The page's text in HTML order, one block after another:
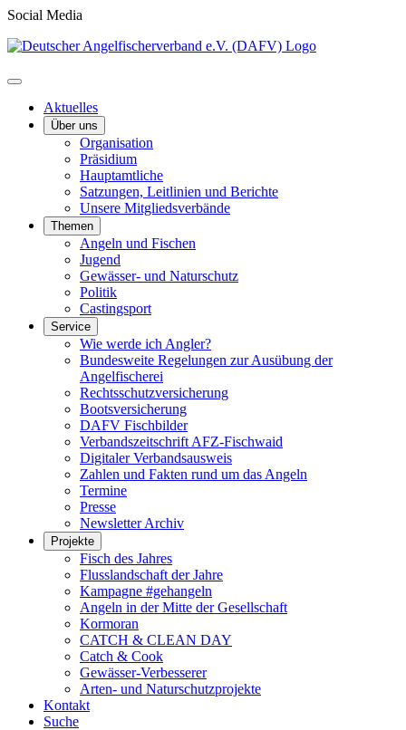
Social Media
Aktuelles
Über uns
Organisation
Präsidium
Hauptamtliche
Satzungen, Leitlinien und Berichte
Unsere Mitgliedsverbände
Themen
Angeln und Fischen
Jugend
Gewässer- und Naturschutz
Politik
Castingsport
Service
Wie werde ich Angler?
Bundesweite Regelungen zur Ausübung der
Angelfischerei
Rechtsschutzversicherung
Bootsversicherung
DAFV Fischbilder
Verbandszeitschrift AFZ-Fischwaid
Digitaler Verbandsausweis
Zahlen und Fakten rund um das Angeln
Termine
Presse
Newsletter Archiv
Projekte
Fisch des Jahres
Flusslandschaft der Jahre
Kampagne #gehangeln
Angeln in der Mitte der Gesellschaft
Kormoran
CATCH & CLEAN DAY
Catch & Cook
Gewässer-Verbesserer
Arten- und Naturschutzprojekte
Kontakt
Suche